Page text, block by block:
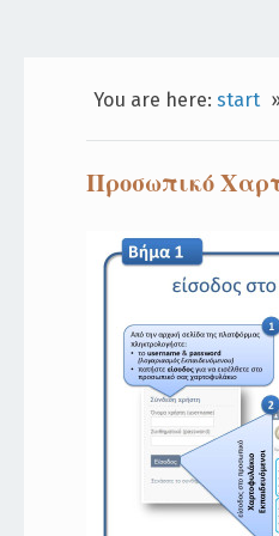
You are here: start
Προσωπικό